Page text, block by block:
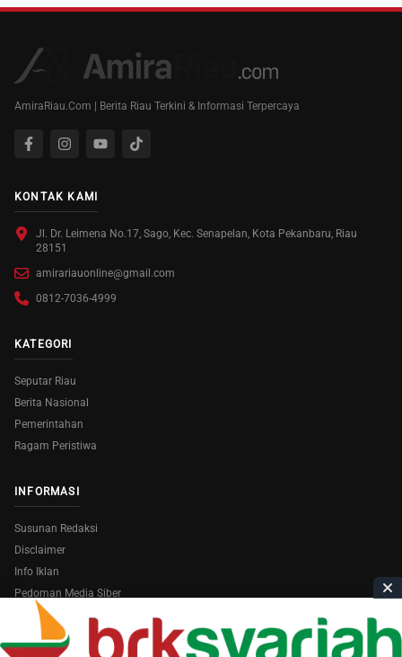
AmiraRiau.Com | Berita Riau Terkini & Informasi Terpercaya
KONTAK KAMI
Jl. Dr. Leimena No.17, Sago, Kec. Senapelan, Kota Pekanbaru, Riau
28151
amirariauonline@gmail.com
0812-7036-4999
KATEGORI
Seputar Riau
Berita Nasional
Pemerintahan
Ragam Peristiwa
INFORMASI
Susunan Redaksi
Disclaimer
Info Iklan
Pedoman Media Siber